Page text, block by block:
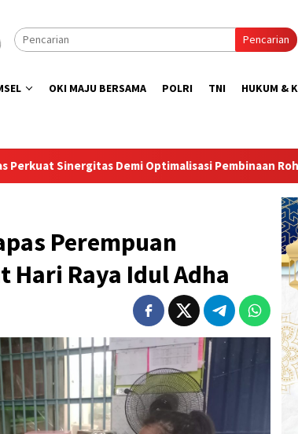
Pencarian
OKI MAJU BERSAMA POLRI TNI HUKUM &
Pembinaan Rohani Warga Binaan
Perempuan
Hari Raya Idul Adha